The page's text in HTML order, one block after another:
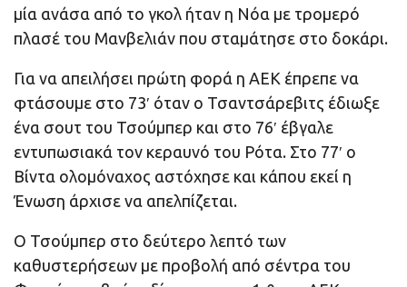
μία ανάσα από το γκολ ήταν η Νόα με τρομερό
πλασέ του Μανβελιάν που σταμάτησε στο δοκάρι.
Για να απειλήσει πρώτη φορά η ΑΕΚ έπρεπε να
φτάσουμε στο 73′ όταν ο Τσαντσάρεβιτς έδιωξε
ένα σουτ του Τσούμπερ και στο 76′ έβγαλε
εντυπωσιακά τον κεραυνό του Ρότα. Στο 77′ ο
Βίντα ολομόναχος αστόχησε και κάπου εκεί η
Ένωση άρχισε να απελπίζεται.
Ο Τσούμπερ στο δεύτερο λεπτό των
καθυστερήσεων με προβολή από σέντρα του